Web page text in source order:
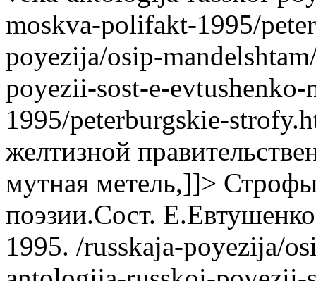
moskva-polifakt-1995/
poyezija/osip-
poyezii-sost-e-
1995/peterburgskie-
желтизной
мутная метель,]]> Строфы
поэзии.Сост.
1995. /russkaja-poyezija/